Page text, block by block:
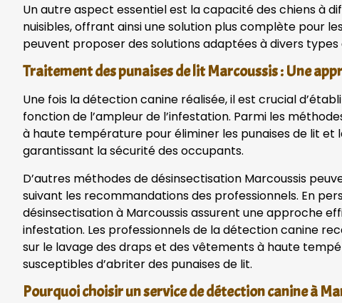
Un autre aspect essentiel est la capacité des chiens à
nuisibles, offrant ainsi une solution plus complète pour
peuvent proposer des solutions adaptées à divers types
Traitement des punaises de lit Marcoussis : Une
Une fois la détection canine réalisée, il est crucial
fonction de l’ampleur de l’infestation. Parmi les
à haute température pour éliminer les punaises de lit et
garantissant la sécurité des occupants.
D’autres méthodes de désinsectisation Marcoussis
suivant les recommandations des professionnels. En
désinsectisation à Marcoussis assurent une approche
infestation. Les professionnels de la détection canine
sur le lavage des draps et des vêtements à haute
susceptibles d’abriter des punaises de lit.
Pourquoi choisir un service de détection canine à